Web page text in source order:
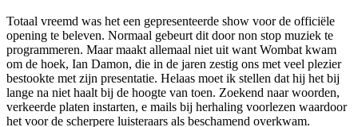
Totaal vreemd was het een gepresenteerde show voor de officiële
opening te beleven. Normaal gebeurt dit door non stop muziek te
programmeren. Maar maakt allemaal niet uit want Wombat kwam
om de hoek, Ian Damon, die in de jaren zestig o­ns met veel plezier
bestookte met zijn presentatie. Helaas moet ik stellen dat hij het bij
lange na niet haalt bij de hoogte van toen. Zoekend naar woorden,
verkeerde platen instarten, e mails bij herhaling voorlezen waardoor
het voor de scherpere luisteraars als beschamend overkwam.